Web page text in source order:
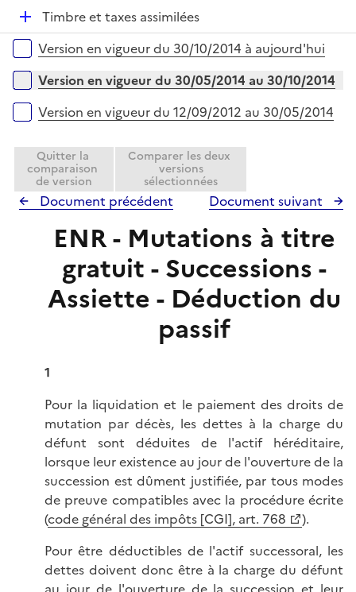
r
e
r
D
é
p
e
Timbre et taxes assimilées
Versions sur la période
Version en vigueur du 30/10/2014 à aujourd'hui
Version en vigueur du 30/05/2014 au 30/10/2014
Version en vigueur du 12/09/2012 au 30/05/2014
Quitter la
comparaison
de version
Comparer les deux
versions
sélectionnées
Document précédent Document suivant
ENR - Mutations à titre
gratuit - Successions -
Assiette - Déduction du
passif
1
Pour la liquidation et le paiement des droits de
mutation par décès, les dettes à la charge du
défunt sont déduites de l'actif héréditaire,
lorsque leur existence au jour de l'ouverture de la
succession est dûment justifiée, par tous modes
de preuve compatibles avec la procédure écrite
(code général des impôts [CGI], art. 768
).
Pour être déductibles de l'actif successoral, les
dettes doivent donc être à la charge du défunt